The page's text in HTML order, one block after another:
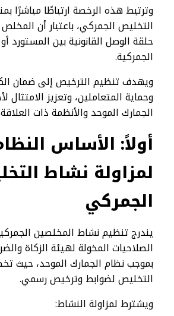
وترتبط هذه الرخصة ارتباطًا مباشرًا
التخليص الجمركي، باعتبار أن
حلقة الوصل القانونية بين المستورد
الجمركية.
ويهدف تنظيم الترخيص إلى ضمان
وحماية المتعاملين، وتعزيز الامتثال
الجمارك الموحد والأنظمة ذات
أولاً: الأساس
لمزاولة نشاط
الجمركي
يندرج تنظيم نشاط المخلصين
الصلاحيات المخولة لهيئة الزكاة
بموجب نظام الجمارك الموحد، حيث
التخليص لضوابط وترخيص رسمي.
ويشترط لمزاولة النشاط: